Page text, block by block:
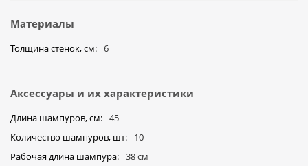
Материалы
Толщина стенок, см 6
Аксессуары и их характеристики
Длина шампуров, см
45
Количество шампуров, шт
10
Рабочая длина шампура
38 см